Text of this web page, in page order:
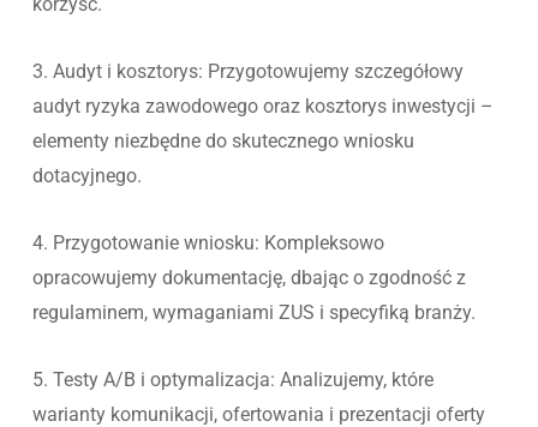
3. Audyt i kosztorys: Przygotowujemy szczegółowy
audyt ryzyka zawodowego oraz kosztorys inwestycji –
elementy niezbędne do skutecznego wniosku
dotacyjnego.
4. Przygotowanie wniosku: Kompleksowo
opracowujemy dokumentację, dbając o zgodność z
regulaminem, wymaganiami ZUS i specyfiką branży.
5. Testy A/B i optymalizacja: Analizujemy, które
warianty komunikacji, ofertowania i prezentacji oferty